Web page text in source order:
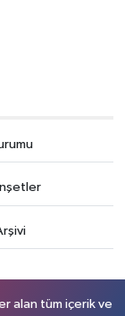
alan tüm içerik ve